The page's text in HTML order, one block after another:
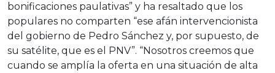
bonificaciones paulativas” y ha resaltado que los
populares no comparten “ese afán intervencionista
del gobierno de Pedro Sánchez y, por supuesto, de
su satélite, que es el PNV”. “Nosotros creemos que
cuando se amplía la oferta en una situación de alta